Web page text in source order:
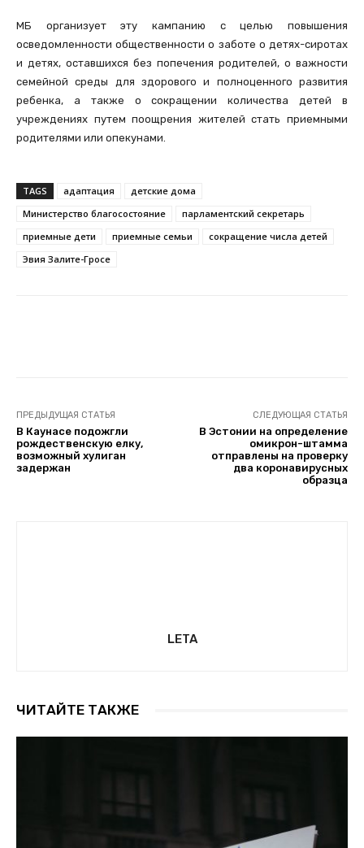
МБ организует эту кампанию с целью повышения
осведомленности общественности о заботе о детях-сиротах
и детях, оставшихся без попечения родителей, о важности
семейной среды для здорового и полноценного развития
ребенка, а также о сокращении количества детей в
учреждениях путем поощрения жителей стать приемными
родителями или опекунами.
TAGS адаптация
детские дома
Министерство благосостояние
парламентский секретарь
приемные дети
приемные семьи
сокращение числа детей
Эвия Залите-Гросе
ПРЕДЫДУЩАЯ СТАТЬЯ
В Каунасе подожгли
рождественскую елку,
возможный хулиган
задержан
СЛЕДУЮЩАЯ СТАТЬЯ
В Эстонии на определение
омикрон-штамма
отправлены на проверку
два коронавирусных
образца
LETA
ЧИТАЙТЕ ТАКЖЕ